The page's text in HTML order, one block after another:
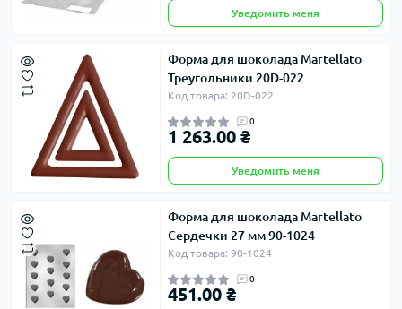
Уведомить меня
Форма для шоколада Martellato
Треугольники 20D-022
Код товара: 20D-022
0
1 263.00 ₴
Уведомить меня
Форма для шоколада Martellato
Сердечки 27 мм 90-1024
Код товара: 90-1024
0
451.00 ₴